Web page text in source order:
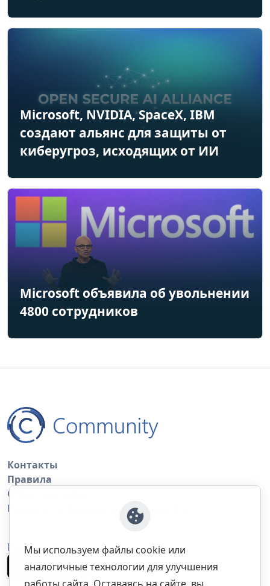
Microsoft, NVIDIA, SpaceX, IBM
создают альянс для защиты от
киберугроз, исходящих от ИИ
Microsoft объявила об увольнении
4800 сотрудников
Контакты
Правила
Обратная связь
Правила копирования материалов
Приложение
Мы используем файлы cookie или
аналогичные технологии для улучшения